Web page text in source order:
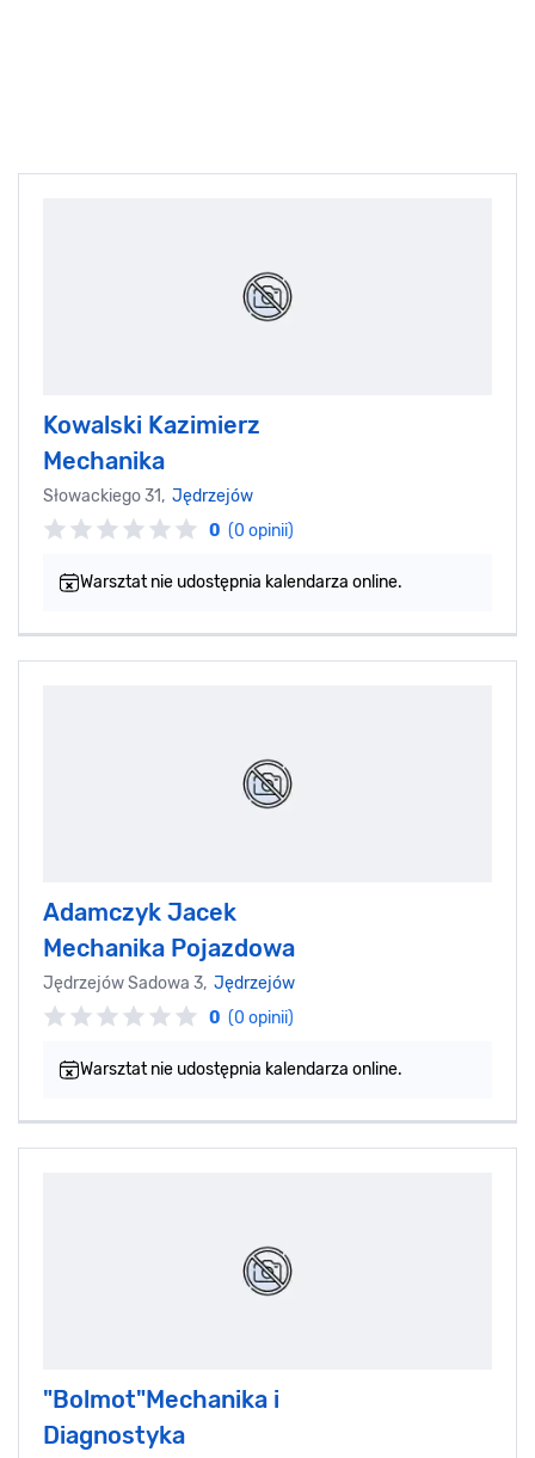
Kowalski Kazimierz
Mechanika
Słowackiego 31, Jędrzejów
0 (0 opinii)
Warsztat nie udostępnia kalendarza online.
Adamczyk Jacek
Mechanika Pojazdowa
Jędrzejów Sadowa 3, Jędrzejów
0 (0 opinii)
Warsztat nie udostępnia kalendarza online.
"Bolmot"Mechanika i
Diagnostyka